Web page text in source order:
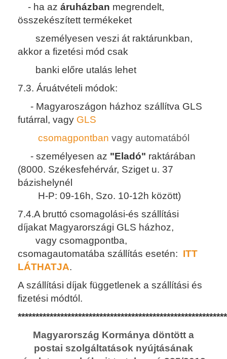
- ha az áruházban megrendelt,
összekészített termékeket
személyesen veszi át raktárunkban,
akkor a fizetési mód csak
banki előre utalás lehet
7.3. Áruátvételi módok:
- Magyaroszágon házhoz szállítva GLS
futárral, vagy GLS
csomagpontban vagy automatából
- személyesen az "Eladó" raktárában
(8000. Székesfehérvár, Sziget u. 37
bázishelynél
H-P: 09-16h, Szo. 10-12h között)
7.4.A bruttó csomagolási-és szállítási
díjakat Magyarországi GLS házhoz,
vagy csomagpontba,
csomagautomatába szállítás esetén: ITT
LÁTHATJA.
A szállítási díjak függetlenek a szállítási és
fizetési módtól.
Magyarország Kormánya döntött a
postai szolgáltatások nyújtásának